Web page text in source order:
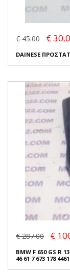
€ 45.00 €
DAINESE
€ 287.00 €
BMW F 650 GS R
46 61 7 673 178